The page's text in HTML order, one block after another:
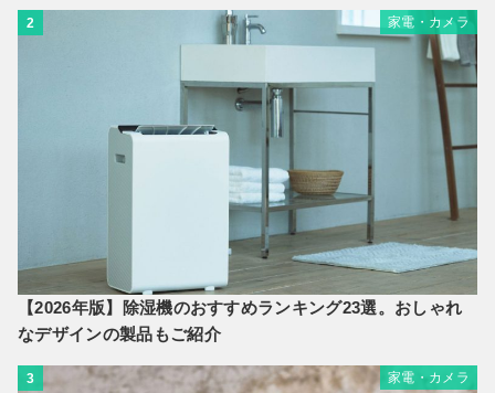
2 家電・カメラ
【2026年版】除湿機のおすすめランキング23選。おしゃれ
なデザインの製品もご紹介
3 家電・カメラ